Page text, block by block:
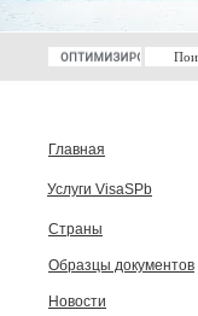
Главная
Услуги VisaSPb
Страны
Образцы документов
Новости